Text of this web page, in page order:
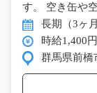
す。 空き缶や
長期（3ヶ
時給1,400円
群馬県前橋